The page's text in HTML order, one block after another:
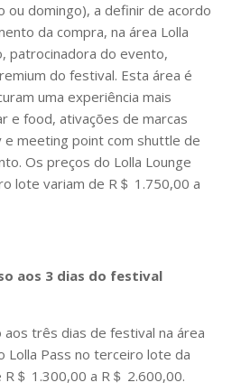
ou domingo), a definir de acordo
da compra, na área Lolla
patrocinadora do evento,
do festival. Esta área é
uma experiência mais
e food, ativações de marcas
meeting point com shuttle de
Os preços do Lolla Lounge
lote variam de R＄ 1.750,00 a
aos 3 dias do festival
aos três dias de festival na área
Lolla Pass no terceiro lote da
＄ 1.300,00 a R＄ 2.600,00.